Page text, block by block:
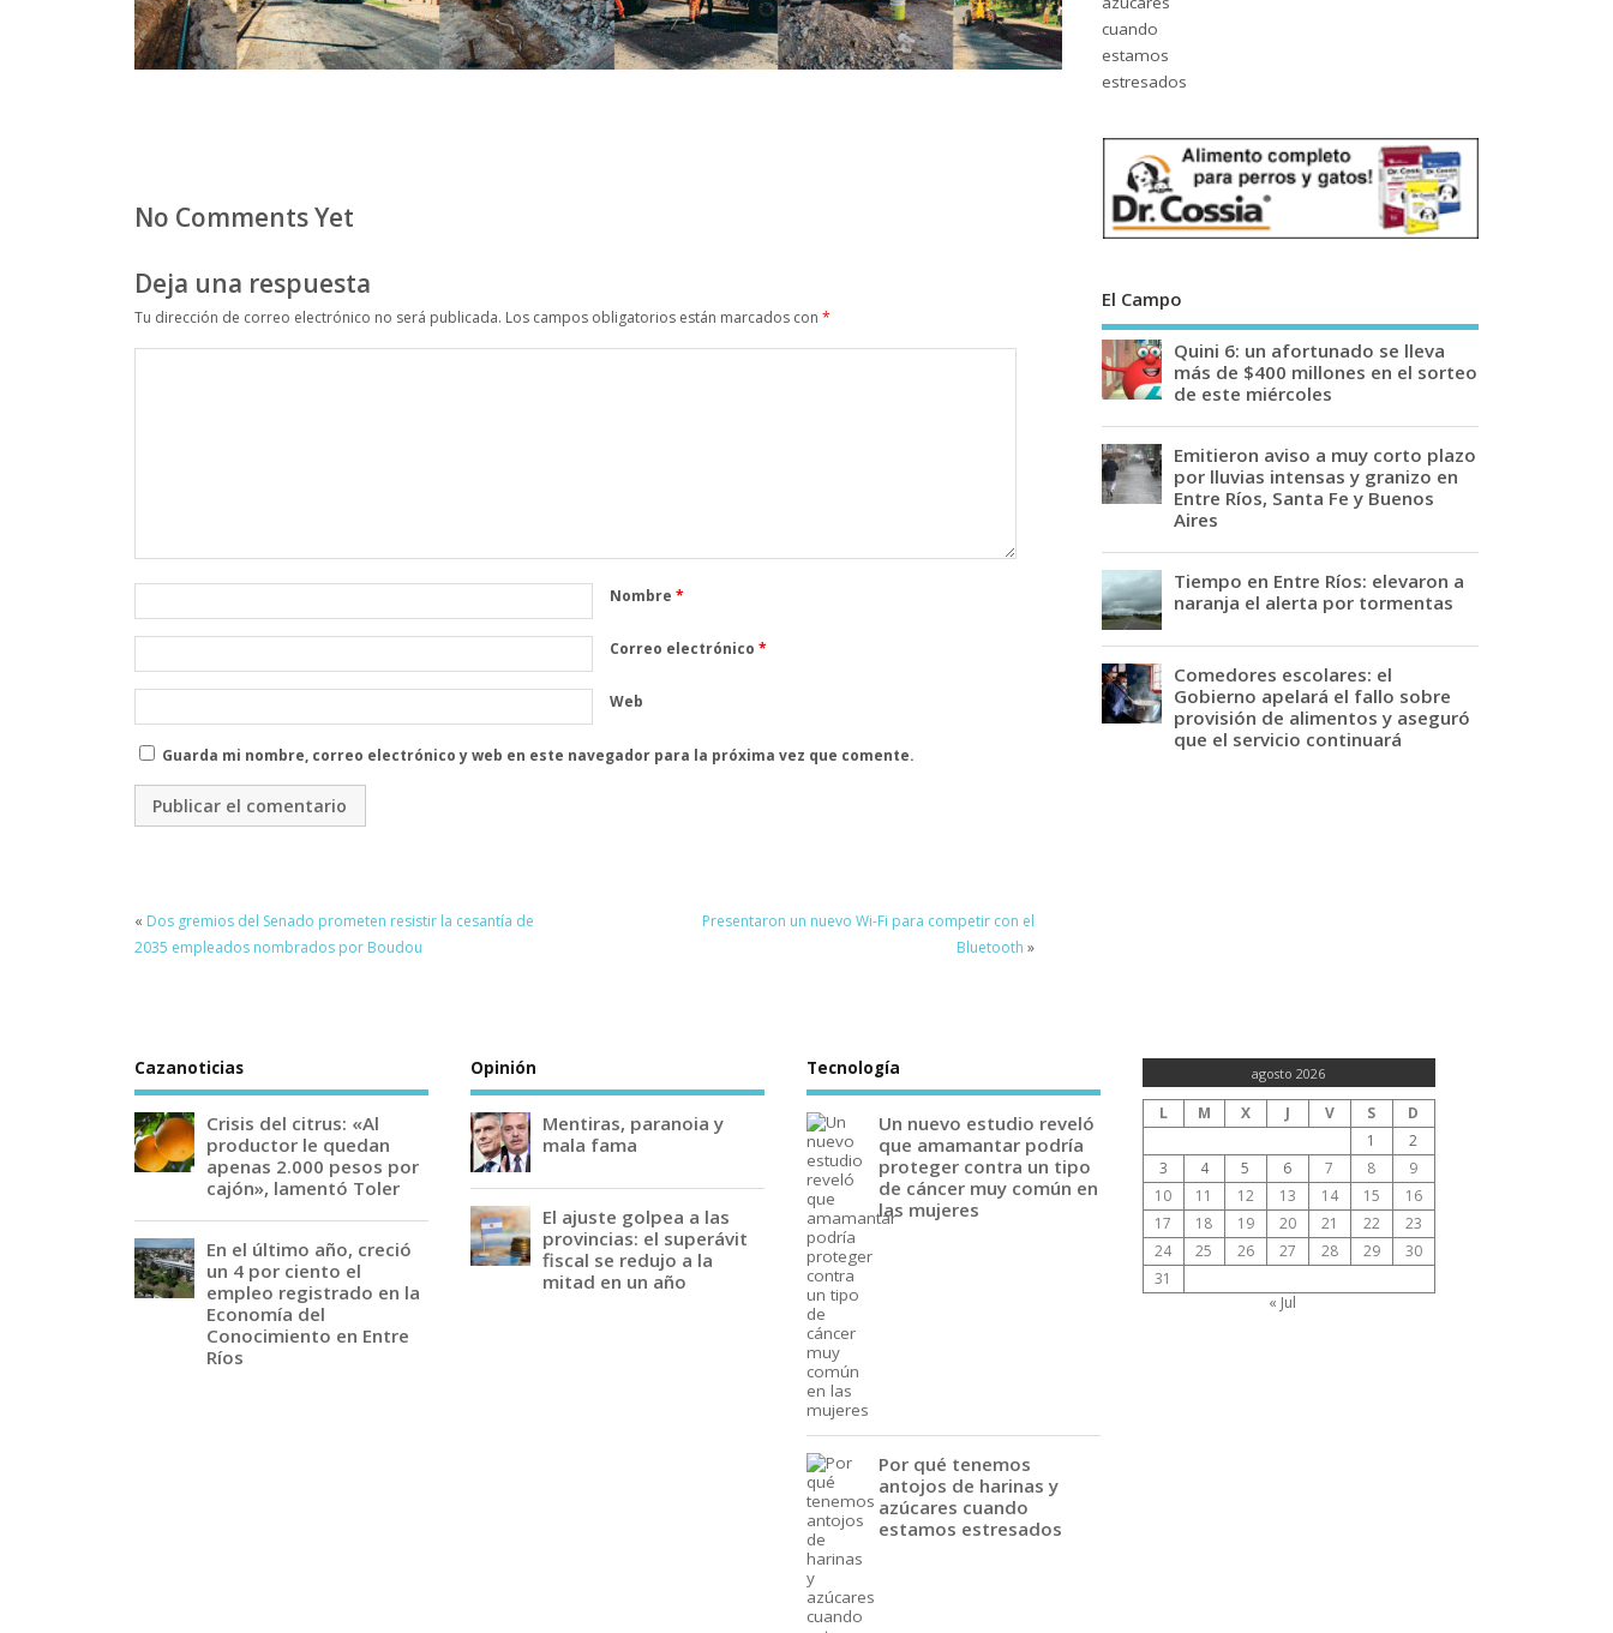
No Comments Yet
Deja una respuesta
Tu dirección de correo electrónico no será publicada. Los campos obligatorios están marcados con *
Nombre *
Correo electrónico *
Web
Guarda mi nombre, correo electrónico y web en este navegador para la próxima vez que comente.
« Dos gremios del Senado prometen resistir la cesantía de
2035 empleados nombrados por Boudou
Presentaron un nuevo Wi-Fi para competir con el
Bluetooth »
El Campo
Quini 6: un afortunado se lleva
más de $400 millones en el sorteo
de este miércoles
Emitieron aviso a muy corto plazo
por lluvias intensas y granizo en
Entre Ríos, Santa Fe y Buenos
Aires
Tiempo en Entre Ríos: elevaron a
naranja el alerta por tormentas
Comedores escolares: el
Gobierno apelará el fallo sobre
provisión de alimentos y aseguró
que el servicio continuará
Cazanoticias
Crisis del citrus: «Al
productor le quedan
apenas 2.000 pesos por
cajón», lamentó Toler
En el último año, creció
un 4 por ciento el
empleo registrado en la
Economía del
Conocimiento en Entre
Ríos
Opinión
Mentiras, paranoia y
mala fama
El ajuste golpea a las
provincias: el superávit
fiscal se redujo a la
mitad en un año
Tecnología
Un nuevo estudio reveló
que amamantar podría
proteger contra un tipo
de cáncer muy común en
las mujeres
Por qué tenemos
antojos de harinas y
azúcares cuando
estamos estresados
agosto 2026
L M X J V S
D
1
2
3
4 5 6 7 8
9
10
11 12 13 14 15
16
17
18 19 20 21 22
23
24
25 26 27 28 29
30
31
« Jul